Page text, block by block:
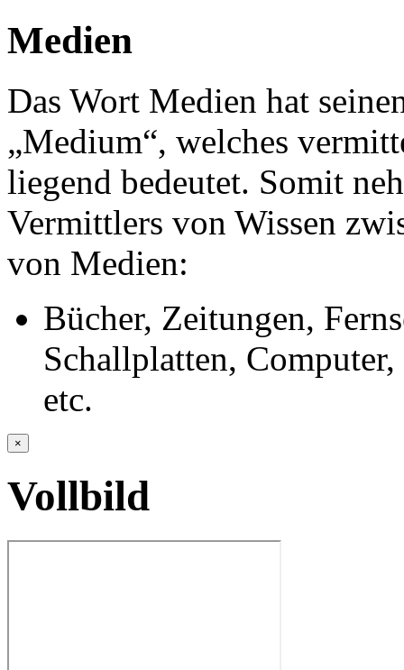
Medien
Das Wort Medien hat
„Medium“, welches
liegend bedeutet. Somit
Vermittlers von Wissen
von Medien:
Bücher, Zeitungen,
Schallplatten,
etc.
×
Vollbild